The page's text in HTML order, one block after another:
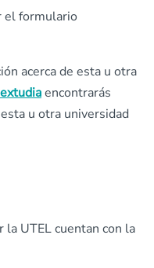
el formulario
acerca de esta u otra
encontrarás
u otra universidad
UTEL cuentan con la